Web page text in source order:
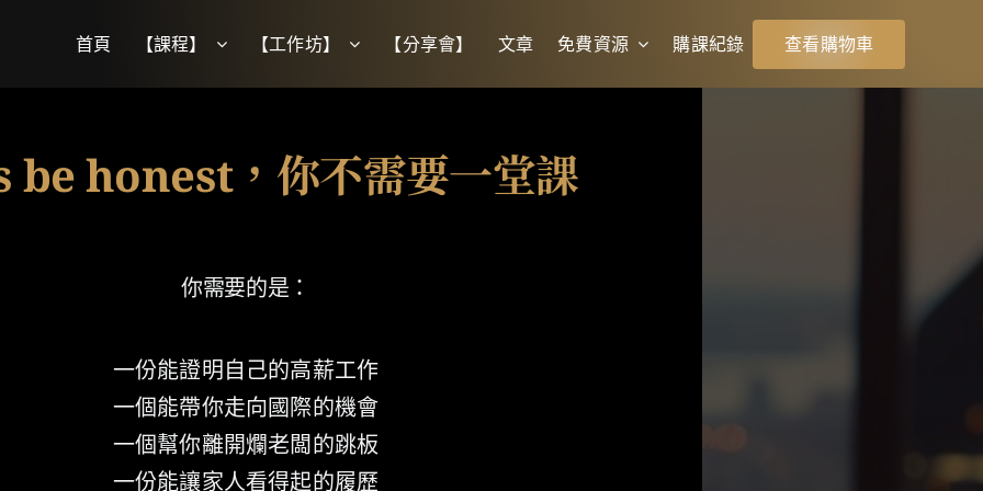
首頁 【課程】 【工作坊】 【分享會】 文章 免費資源 購課紀錄 查看購物車
be honest， 你不需要一堂課
你需要的是：
一份能證明自己的高薪工作
一個能帶你走向國際的機會
一個幫你離開爛老闆的跳板
一份能讓家人看得起的履歷